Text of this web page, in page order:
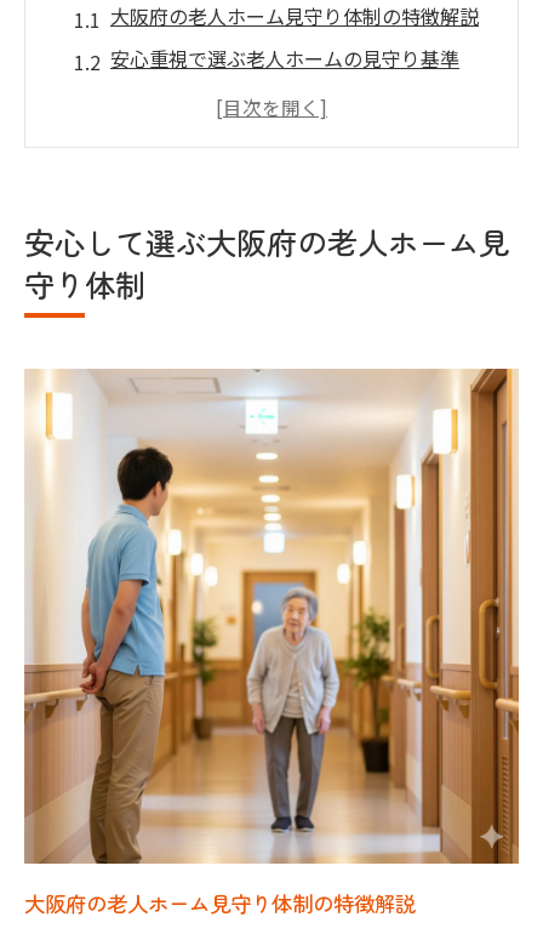
大阪府の老人ホーム見守り体制の特徴解説
安心重視で選ぶ老人ホームの見守り基準
自立型老人ホームと見守りサポートの違い
高齢者見守りシェアハウスの魅力と安心感
見守り体制から考える施設選びのポイント
見守り付き老人ホームの自由な生活とは
外出や外泊が可能な見守り付き老人ホーム
の実態
見守り付き老人ホームでの生活の自由度を
検証
高齢者シェアハウスで自由と安心を得る方
法
自立型老人ホームの自由度と見守り体制の
関係
安心して自由に暮らせる老人ホームの選び
方
老人ホーム探しで大切な見守りポイント
老人ホーム選びで重視すべき見守り体制の
要素
見守りの質で差が出る老人ホームの安心感
安心して選ぶ大阪府の老人ホーム見
守り体制
大阪府の老人ホーム見守り体制の特徴解説